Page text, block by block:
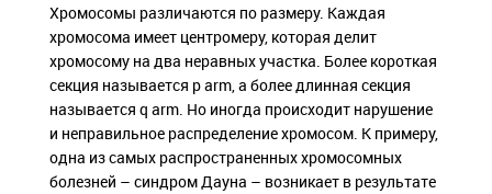
Хромосомы различаются по размеру. Каждая
хромосома имеет центромеру, которая делит
хромосому на два неравных участка. Более короткая
секция называется p arm, а более длинная секция
называется q arm. Но иногда происходит нарушение
и неправильное распределение хромосом. К примеру,
одна из самых распространенных хромосомных
болезней – синдром Дауна – возникает в результате